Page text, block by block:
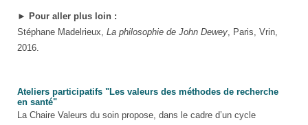
► Pour aller plus loin :
Stéphane Madelrieux, La philosophie de John Dewey, Paris, Vrin,
2016.
Ateliers participatifs "Les valeurs des méthodes de recherche
en santé"
La Chaire Valeurs du soin propose, dans le cadre d’un cycle